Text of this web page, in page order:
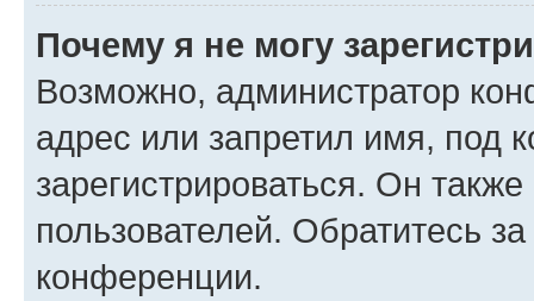
Почему я не могу
Возможно, администратор
адрес или запретил имя, под
зарегистрироваться. Он
пользователей. Обратитесь
конференции.